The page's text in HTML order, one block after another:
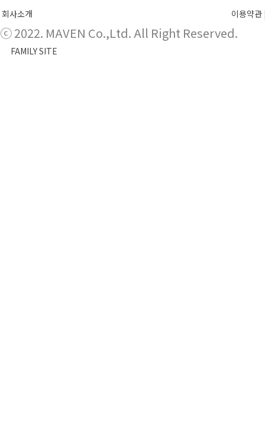
회사소개
이용약관
ⓒ 2022. MAVEN Co.,Ltd. All Right Reserved.
FAMILY SITE